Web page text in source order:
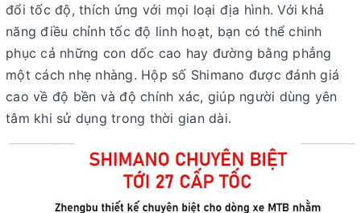
đổi tốc độ, thích ứng với mọi loại địa hình. Với khả
năng điều chỉnh tốc độ linh hoạt, bạn có thể chinh
phục cả những con dốc cao hay đường bằng phẳng
một cách nhẹ nhàng. Hộp số Shimano được đánh giá
cao về độ bền và độ chính xác, giúp người dùng yên
tâm khi sử dụng trong thời gian dài.